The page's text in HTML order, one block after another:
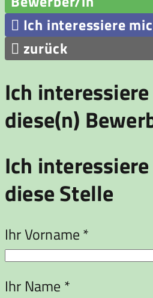
 Ich interessiere
 zurück
Ich
diese(n)
Ich
diese Stelle
Ihr Vorname *
Ihr Name *